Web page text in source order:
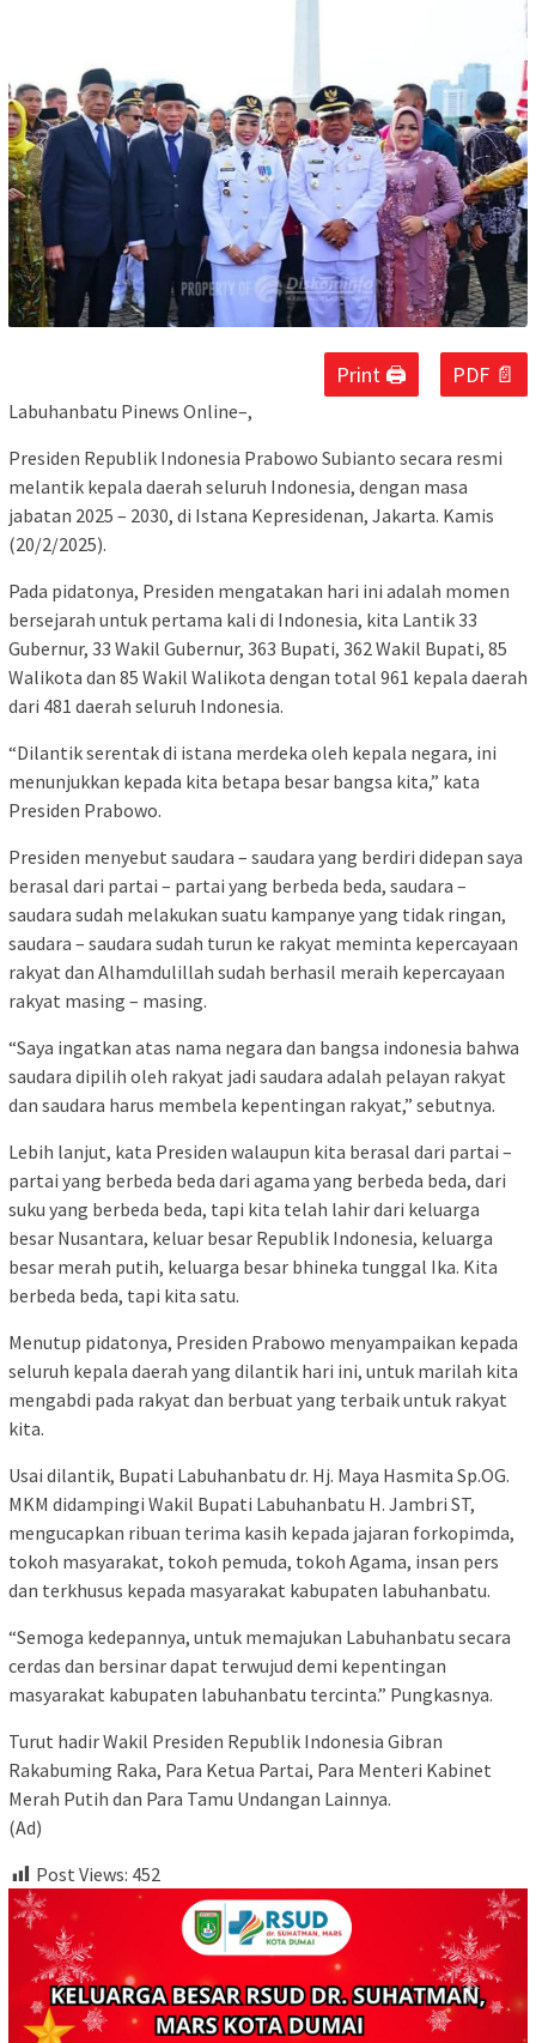
Print 🖨 PDF 📄
Labuhanbatu Pinews Online–,
Presiden Republik Indonesia Prabowo Subianto secara resmi
melantik kepala daerah seluruh Indonesia, dengan masa
jabatan 2025 – 2030, di Istana Kepresidenan, Jakarta. Kamis
(20/2/2025).
Pada pidatonya, Presiden mengatakan hari ini adalah momen
bersejarah untuk pertama kali di Indonesia, kita Lantik 33
Gubernur, 33 Wakil Gubernur, 363 Bupati, 362 Wakil Bupati, 85
Walikota dan 85 Wakil Walikota dengan total 961 kepala daerah
dari 481 daerah seluruh Indonesia.
“Dilantik serentak di istana merdeka oleh kepala negara, ini
menunjukkan kepada kita betapa besar bangsa kita,” kata
Presiden Prabowo.
Presiden menyebut saudara – saudara yang berdiri didepan saya
berasal dari partai – partai yang berbeda beda, saudara –
saudara sudah melakukan suatu kampanye yang tidak ringan,
saudara – saudara sudah turun ke rakyat meminta kepercayaan
rakyat dan Alhamdulillah sudah berhasil meraih kepercayaan
rakyat masing – masing.
“Saya ingatkan atas nama negara dan bangsa indonesia bahwa
saudara dipilih oleh rakyat jadi saudara adalah pelayan rakyat
dan saudara harus membela kepentingan rakyat,” sebutnya.
Lebih lanjut, kata Presiden walaupun kita berasal dari partai –
partai yang berbeda beda dari agama yang berbeda beda, dari
suku yang berbeda beda, tapi kita telah lahir dari keluarga
besar Nusantara, keluar besar Republik Indonesia, keluarga
besar merah putih, keluarga besar bhineka tunggal Ika. Kita
berbeda beda, tapi kita satu.
Menutup pidatonya, Presiden Prabowo menyampaikan kepada
seluruh kepala daerah yang dilantik hari ini, untuk marilah kita
mengabdi pada rakyat dan berbuat yang terbaik untuk rakyat
kita.
Usai dilantik, Bupati Labuhanbatu dr. Hj. Maya Hasmita Sp.OG.
MKM didampingi Wakil Bupati Labuhanbatu H. Jambri ST,
mengucapkan ribuan terima kasih kepada jajaran forkopimda,
tokoh masyarakat, tokoh pemuda, tokoh Agama, insan pers
dan terkhusus kepada masyarakat kabupaten labuhanbatu.
“Semoga kedepannya, untuk memajukan Labuhanbatu secara
cerdas dan bersinar dapat terwujud demi kepentingan
masyarakat kabupaten labuhanbatu tercinta.” Pungkasnya.
Turut hadir Wakil Presiden Republik Indonesia Gibran
Rakabuming Raka, Para Ketua Partai, Para Menteri Kabinet
Merah Putih dan Para Tamu Undangan Lainnya.
(Ad)
Post Views: 452